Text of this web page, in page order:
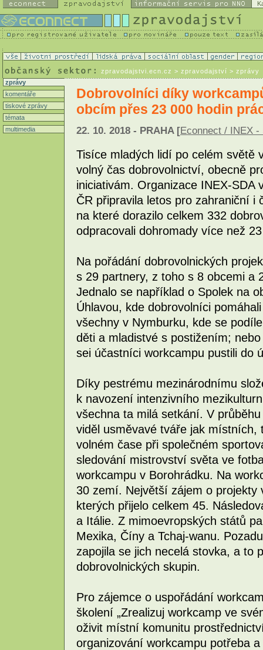
zpravodajstvi.ecn.cz > zpravodajství > zprávy
zprávy
komentáře
tiskové zprávy
témata
multimedia
Dobrovolníci díky
obcím přes 23 000 hodin
22. 10. 2018 - PRAHA [Econnect / INEX
Tisíce mladých lidí po celém světě
volný čas dobrovolnictví, obecně
iniciativám. Organizace INEX-
ČR připravila letos pro zahraniční i
na které dorazilo celkem 332
odpracovali dohromady více než
Na pořádání dobrovolnických
s 29 partnery, z toho s 8 obcemi a
Jednalo se například o Spolek na
Úhlavou, kde dobrovolníci
všechny v Nymburku, kde se
děti a mladistvé s postižením;
sei účastníci workcampu pustili do
Díky pestrému mezinárodnímu
k navození intenzivního
všechna ta milá setkání. V
viděl usměvavé tváře jak
volném čase při společném
sledování mistrovství světa ve
workcampu v Borohrádku. Na
30 zemí. Největší zájem o projekty
kterých přijelo celkem 45.
a Itálie. Z mimoevropských států
Mexika, Číny a Tchaj-wanu.
zapojila se jich necelá stovka, a to
dobrovolnických skupin.
Pro zájemce o uspořádání
školení „Zrealizuj workcamp ve
oživit místní komunitu
organizování workcampu potřeba